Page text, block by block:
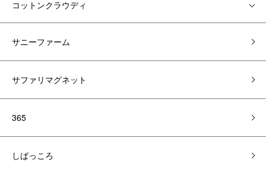
コットンクラウディ
サニーファーム
サファリマグネット
365
しばっころ